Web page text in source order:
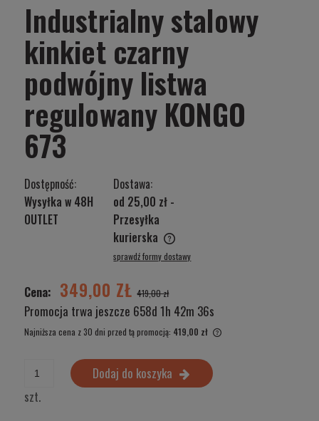
Industrialny stalowy
kinkiet czarny
podwójny listwa
regulowany KONGO
673
Dostępność:
Wysyłka w 48H
OUTLET
Dostawa:
od 25,00 zł -
Przesyłka
kurierska
Cena nie zawiera ewentualnych kosztów płatności
sprawdź formy dostawy
Cena: 349,00 ZŁ 419,00 zł
Promocja trwa jeszcze 658d 1h 42m 35s
Najniższa cena z 30 dni przed tą promocją: 419,00 zł
szt.
Dodaj do koszyka